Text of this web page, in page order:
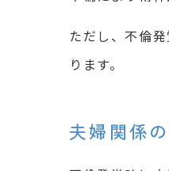
ただし、不倫
ります。
夫婦関係